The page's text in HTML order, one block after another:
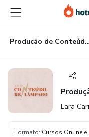
para
conteúdo
principal
para
pagamento
para
rodapé
Produção de Conteúdo Relâmpago
Lara
Formato: Cursos Online e